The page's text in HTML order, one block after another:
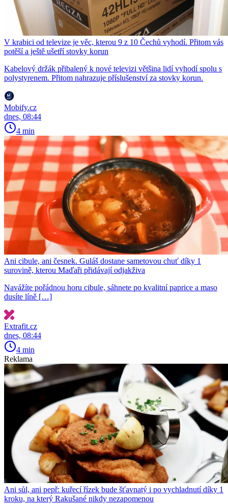
V krabici od televize je věc, kterou 9 z 10 Čechů vyhodí. Přitom vás
potěší a ještě ušetří stovky korun
Kabelový držák přibalený k nové televizi většina lidí vyhodí spolu s
polystyrenem. Přitom nahrazuje příslušenství za stovky korun.
Mobify.cz
dnes, 08:44
4 min
Ani cibule, ani česnek. Guláš dostane sametovou chuť díky 1
surovině, kterou Maďaři přidávají odjakživa
Navážíte pořádnou horu cibule, sáhnete po kvalitní paprice a maso
dusíte líně […]
Extrafit.cz
dnes, 08:44
4 min
Reklama
Ani sůl, ani pepř: kuřecí řízek bude šťavnatý i po vychladnutí díky 1
kroku, na který Rakušané nikdy nezapomenou